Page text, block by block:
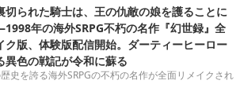
切られた騎士は、王の仇敵の娘を護ることに
年の海外SRPG不朽の名作『幻世録』全
ク版、体験版配信開始。ダーティーヒーロー
異色の戦記が令和に蘇る
史を誇る海外SRPGの不朽の名作が全面リメイクされ